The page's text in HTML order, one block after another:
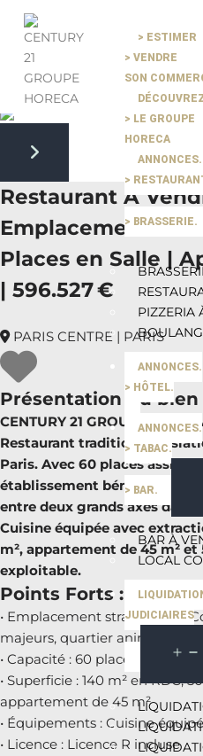
> ESTIMER
> VENDRE
SON
> LE GROUPE
HORECA
ANNONCES.
>
> BRASSERIE.
PIZZERIA
ANNONCES.
> HÔTEL.
ANNONCES.
> TABAC.
> BAR.
BAR À
LOCAL
JUDICIAIRES
Pause slide
Resume slide
Next slide
Restaurant À
Emplacement
Places en Salle |
| 596.527 €
PARIS CENTRE | PARIS
Présentation du bien
CENTURY 21 GROUPE
Restaurant traditionnel
Paris. Avec 60 places assises
établissement bénéficie
entre deux grands axes dans
Cuisine équipée avec
m², appartement de 45 m² et
exploitable.
Points Forts :
• Emplacement stratégique :
majeurs, quartier animé
• Capacité : 60 places assises
• Superficie : 140 m² en RDC,
appartement de 45 m²
• Équipements : Cuisine
• Licence : Licence R incluse